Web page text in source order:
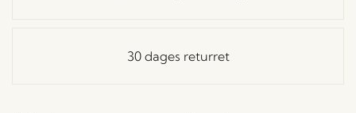
30 dages returret